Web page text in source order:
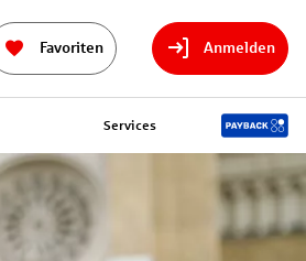
Favoriten Anmelden
Services